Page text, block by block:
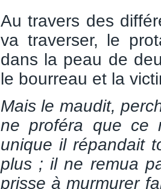
Au travers des
va traverser, le
dans la peau de
le bourreau et la
Mais le maudit,
ne proféra que ce
unique il répandait
plus ; il ne remua
prisse à murmurer